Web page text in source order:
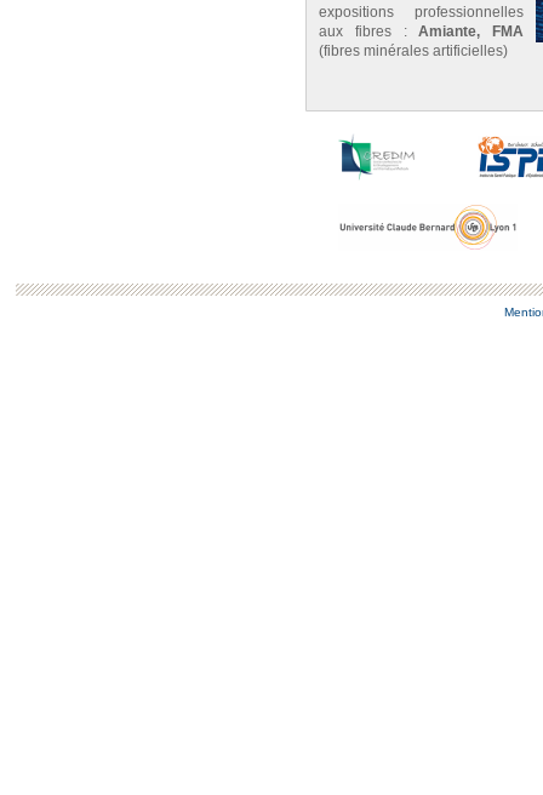
expositions professionnelles
aux fibres :Amiante, FMA
(fibres minérales artificielles)